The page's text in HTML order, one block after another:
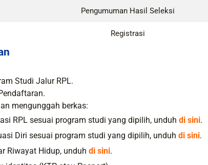
Pengumuman Hasil Seleksi
Registrasi
Studi Jalur RPL.
mengunggah berkas:
RPL sesuai program studi yang dipilih, unduh di sini.
Diri sesuai program studi yang dipilih, unduh di sini.
Riwayat Hidup, unduh di sini.